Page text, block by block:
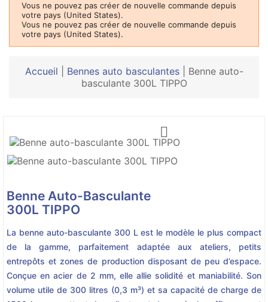
Vous ne pouvez pas créer de nouvelle commande depuis
votre pays (United States).
Vous ne pouvez pas créer de nouvelle commande depuis
votre pays (United States).
Accueil Bennes auto basculantes| Benne auto-
basculante 300L TIPPO

Benne Auto-Basculante
300L TIPPO
La benne auto-basculante 300 L est le modèle le plus compact
de la gamme, parfaitement adaptée aux ateliers, petits
entrepôts et zones de production disposant de peu d’espace.
Conçue en acier de 2 mm, elle allie solidité et maniabilité. Son
volume utile de 300 litres (0,3 m³) et sa capacité de charge de